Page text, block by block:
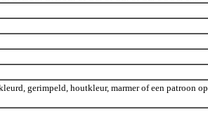
gerimpeld, houtkleur, marmer of een patroon op